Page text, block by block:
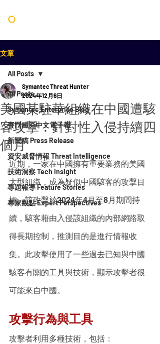
文章
All Posts
Symantec Enterprise Blog
賽門鐵克中文電子報
新聞稿 Press Release
資安威脅情報 Threat Intelligence
技術洞察 Tech Insight
專題報導 Feature Stories
專家觀點 Expert Perspectives
All Posts
美國某駐華組織在中國遭駭
客攻擊：針對性入侵持續四
個月
Symantec Threat Hunter
2024年12月6日
近期，一家在中國擁有重要業務的美國
大型組織，成為疑似中國駭客的攻擊目
標。該攻擊於2024年4月至8月期間持
續，駭客藉由入侵該組織的內部網路取
得長期控制，推測目的是進行情報收
集。此攻擊使用了一些過去已知與中國
駭客有關的工具與技術，顯示攻擊者很
可能來自中國。
攻擊行為與工具
攻擊者利用多種技術，包括：